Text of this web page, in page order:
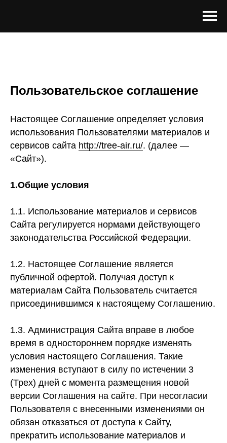
Пользовательское соглашение
Настоящее Соглашение определяет условия
использования Пользователями материалов и
сервисов сайта http://tree-air.ru/. (далее —
«Сайт»).
1.Общие условия
1.1. Использование материалов и сервисов
Сайта регулируется нормами действующего
законодательства Российской Федерации.
1.2. Настоящее Соглашение является
публичной офертой. Получая доступ к
материалам Сайта Пользователь считается
присоединившимся к настоящему Соглашению.
1.3. Администрация Сайта вправе в любое
время в одностороннем порядке изменять
условия настоящего Соглашения. Такие
изменения вступают в силу по истечении 3
(Трех) дней с момента размещения новой
версии Соглашения на сайте. При несогласии
Пользователя с внесенными изменениями он
обязан отказаться от доступа к Сайту,
прекратить использование материалов и